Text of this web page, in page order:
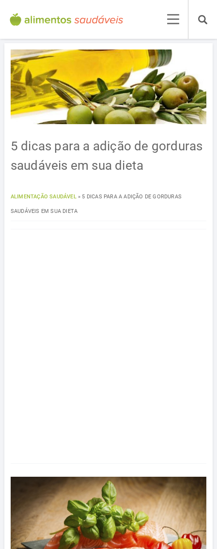
5 dicas para a adição de gorduras
saudáveis em sua dieta
ALIMENTAÇÃO SAUDÁVEL» 5 DICAS PARA A ADIÇÃO DE GORDURAS
SAUDÁVEIS EM SUA DIETA